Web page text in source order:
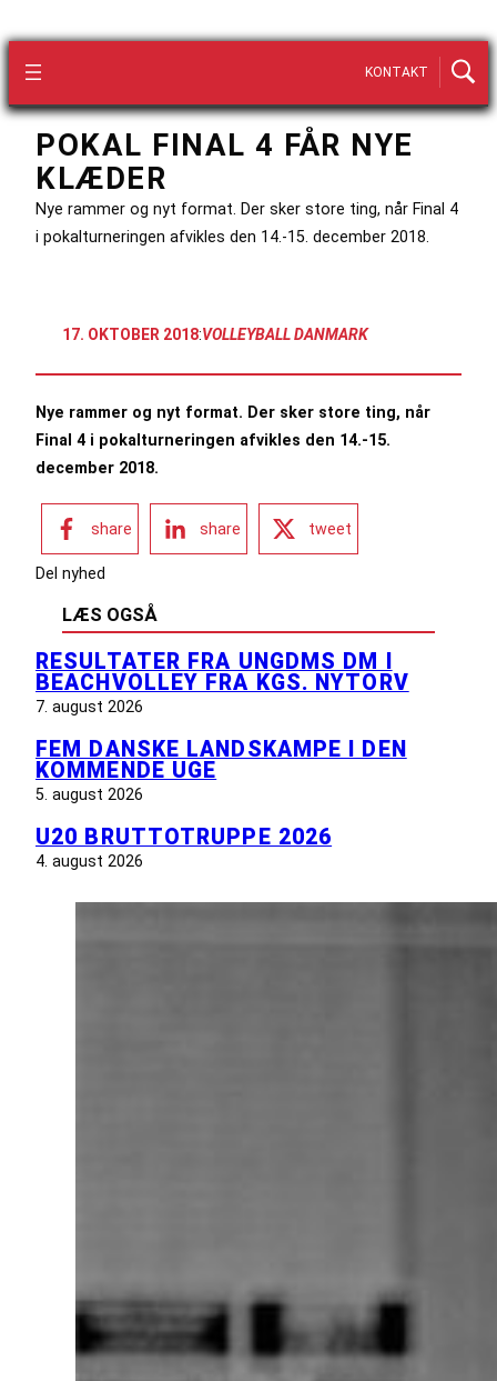
KONTAKT
POKAL FINAL 4 FÅR NYE
KLÆDER
Nye rammer og nyt format. Der sker store ting, når Final 4
i pokalturneringen afvikles den 14.-15. december 2018.
17. OKTOBER 2018:VOLLEYBALL DANMARK
Nye rammer og nyt format. Der sker store ting, når
Final 4 i pokalturneringen afvikles den 14.-15.
december 2018.
share share tweet
Del nyhed
LÆS OGSÅ
RESULTATER FRA UNGDMS DM I
BEACHVOLLEY FRA KGS. NYTORV
7. august 2026
FEM DANSKE LANDSKAMPE I DEN
KOMMENDE UGE
5. august 2026
U20 BRUTTOTRUPPE 2026
4. august 2026